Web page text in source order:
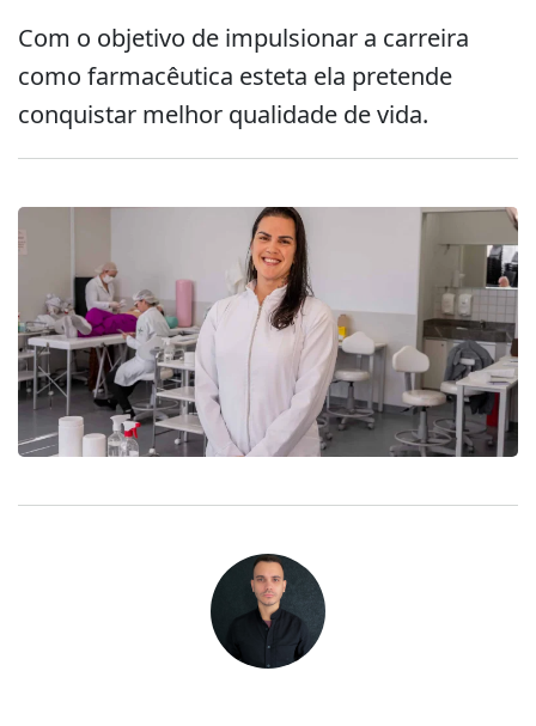
Com o objetivo de impulsionar a carreira
como farmacêutica esteta ela pretende
conquistar melhor qualidade de vida.